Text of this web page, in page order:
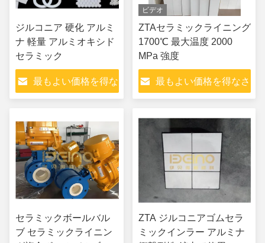
ジルコニア 硬化 アルミ
ナ 軽量 アルミオキシド
セラミック
最もよい価格を得な
ビデオ
ZTAセラミックライニング
1700℃ 最大温度 2000
MPa 強度
最もよい価格を得なさ
セラミックボールバル
ブ セラミックライニン
ZTA ジルコニアゴムセラ
ミックインラー アルミナ